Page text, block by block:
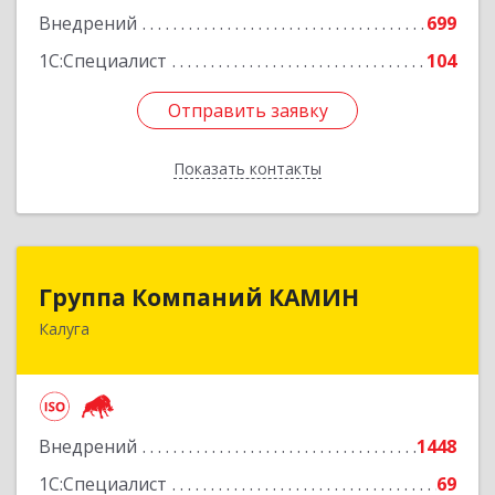
Внедрений
699
1С:Специалист
104
Отправить заявку
Показать контакты
Отправить заявку
Назад
Группа Компаний КАМИН
Калуга
Внедрений
1448
1С:Специалист
69
Группа Компаний КАМИН
248023, Калужская обл, Калуга г, Теренинский